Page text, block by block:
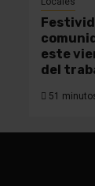
este
del
51